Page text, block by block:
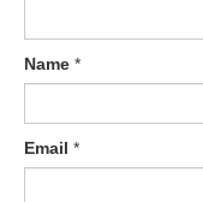
Name *
Email *